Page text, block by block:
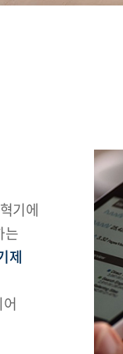
기에
는
제